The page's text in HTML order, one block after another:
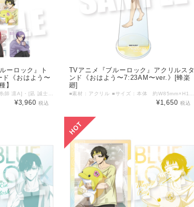
ーロック』ト
ド《おはよう〜
】
¥3,960税込
TVアニメ『ブルーロック』アクリルスタ
ンド《おはよう〜7:23AM〜ver.》[蜂楽
廻]
¥1,650税込